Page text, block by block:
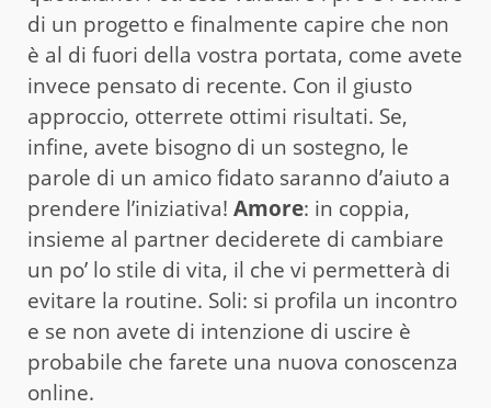
di un progetto e finalmente capire che non
è al di fuori della vostra portata, come avete
invece pensato di recente. Con il giusto
approccio, otterrete ottimi risultati. Se,
infine, avete bisogno di un sostegno, le
parole di un amico fidato saranno d’aiuto a
prendere l’iniziativa! Amore: in coppia,
insieme al partner deciderete di cambiare
un po’ lo stile di vita, il che vi permetterà di
evitare la routine. Soli: si profila un incontro
e se non avete di intenzione di uscire è
probabile che farete una nuova conoscenza
online.